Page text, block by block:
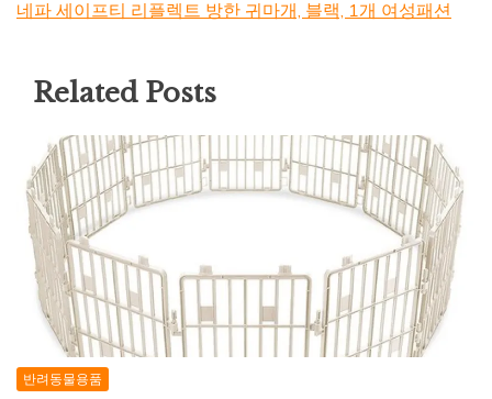
네파 세이프티 리플렉트 방한 귀마개, 블랙, 1개 여성패션
Related Posts
반려동물용품